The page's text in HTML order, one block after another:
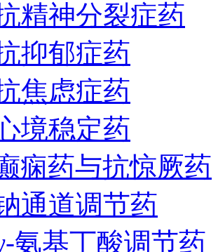
精神分裂症药
抑郁症药
焦虑症药
境稳定药
痫药与抗惊厥药
通道调节药
氨基丁酸调节药